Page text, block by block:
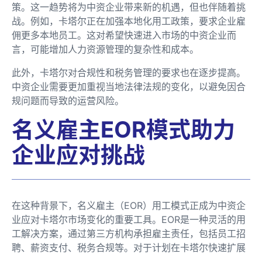
策。这一趋势将为中资企业带来新的机遇，但也伴随着挑
战。例如，卡塔尔正在加强本地化用工政策，要求企业雇
佣更多本地员工。这对希望快速进入市场的中资企业而
言，可能增加人力资源管理的复杂性和成本。
此外，卡塔尔对合规性和税务管理的要求也在逐步提高。
中资企业需要更加重视当地法律法规的变化，以避免因合
规问题而导致的运营风险。
名义雇主EOR模式助力
企业应对挑战
在这种背景下，名义雇主（EOR）用工模式正成为中资企
业应对卡塔尔市场变化的重要工具。EOR是一种灵活的用
工解决方案，通过第三方机构承担雇主责任，包括员工招
聘、薪资支付、税务合规等。对于计划在卡塔尔快速扩展